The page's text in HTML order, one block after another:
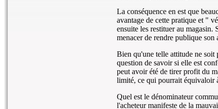
La conséquence en est que
avantage de cette pratique et "
ensuite les restituer au magasin.
menacer de rendre publique
Bien qu'une telle attitude ne soit
question de savoir si elle est
peut avoir été de tirer profit du
limité, ce qui pourrait équivaloir
Quel est le dénominateur
l'acheteur manifeste de la